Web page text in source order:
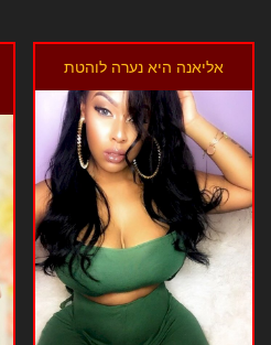
אליאנה היא נערה לוהטת